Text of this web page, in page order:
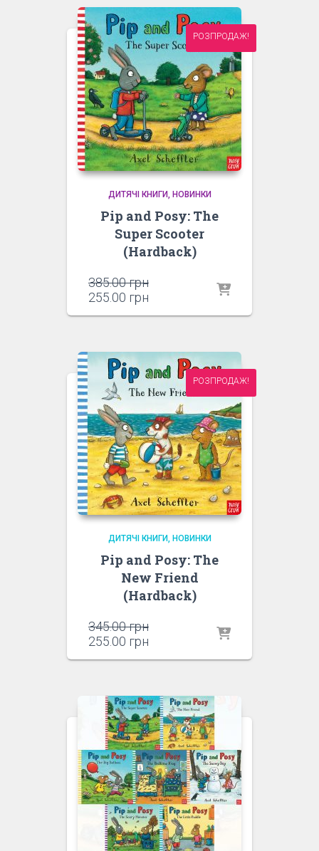
РОЗПРОДАЖ!
ДИТЯЧІ КНИГИ НОВИНКИ
Pip and Posy: The
Super Scooter
(Hardback)
385.00грнОригінальна
255.00 грн
РОЗПРОДАЖ!
ДИТЯЧІ КНИГИ НОВИНКИ
Pip and Posy: The
New Friend
(Hardback)
345.00грнОригінальна
255.00 грн